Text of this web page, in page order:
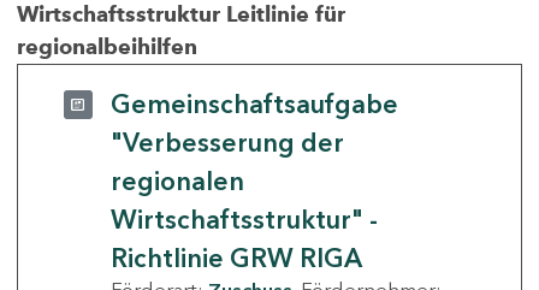
Wirtschaftsstruktur Leitlinie für
regionalbeihilfen
Gemeinschaftsaufgabe
"Verbesserung der
regionalen
Wirtschaftsstruktur" -
Richtlinie GRW RIGA